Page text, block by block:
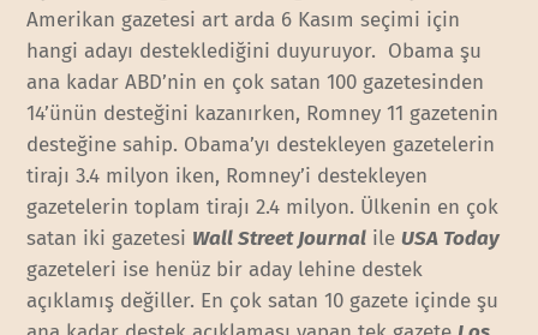
Amerikan gazetesi art arda 6 Kasım seçimi için
hangi adayı desteklediğini duyuruyor. Obama şu
ana kadar ABD’nin en çok satan 100 gazetesinden
14’ünün desteğini kazanırken, Romney 11 gazetenin
desteğine sahip. Obama’yı destekleyen gazetelerin
tirajı 3.4 milyon iken, Romney’i destekleyen
gazetelerin toplam tirajı 2.4 milyon. Ülkenin en çok
satan iki gazetesi Wall Street Journal ileUSA Today
gazeteleri ise henüz bir aday lehine destek
açıklamış değiller. En çok satan 10 gazete içinde şu